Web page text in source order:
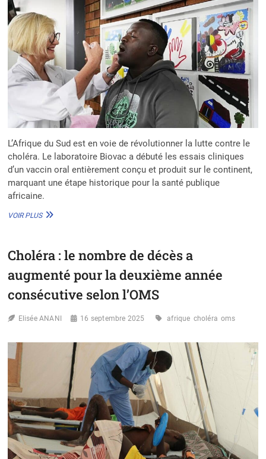
L’Afrique du Sud est en voie de révolutionner la lutte contre le
choléra. Le laboratoire Biovac a débuté les essais cliniques
d’un vaccin oral entièrement conçu et produit sur le continent,
marquant une étape historique pour la santé publique
africaine.
VOIR PLUSLUTTE
:
VACCIN
AFRICAIN
INÉDIT
PHASE
Choléra : le nombre de décès a
augmenté pour la deuxième année
consécutive selon l’OMS
Elisée ANANI 16 septembre 2025 afrique choléra oms